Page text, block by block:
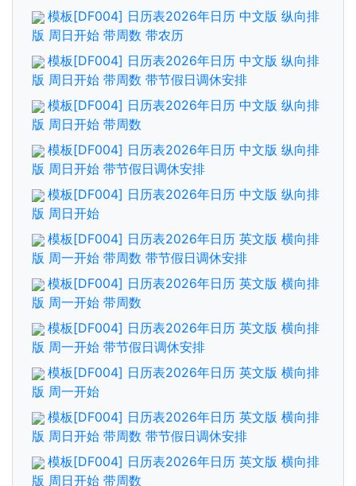
模板[DF004] 日历表2026年日历 中文版 纵向排
版 周日开始 带周数 带农历
模板[DF004] 日历表2026年日历 中文版 纵向排
版 周日开始 带周数 带节假日调休安排
模板[DF004] 日历表2026年日历 中文版 纵向排
版 周日开始 带周数
模板[DF004] 日历表2026年日历 中文版 纵向排
版 周日开始 带节假日调休安排
模板[DF004] 日历表2026年日历 中文版 纵向排
版 周日开始
模板[DF004] 日历表2026年日历 英文版 横向排
版 周一开始 带周数 带节假日调休安排
模板[DF004] 日历表2026年日历 英文版 横向排
版 周一开始 带周数
模板[DF004] 日历表2026年日历 英文版 横向排
版 周一开始 带节假日调休安排
模板[DF004] 日历表2026年日历 英文版 横向排
版 周一开始
模板[DF004] 日历表2026年日历 英文版 横向排
版 周日开始 带周数 带节假日调休安排
模板[DF004] 日历表2026年日历 英文版 横向排
版 周日开始 带周数